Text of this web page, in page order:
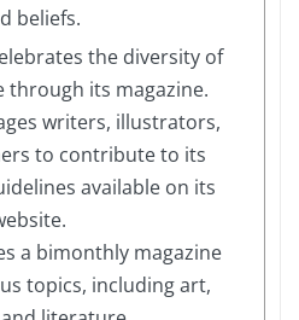
beliefs.
the diversity of
through its magazine.
writers, illustrators,
to contribute to its
available on its
a bimonthly magazine
topics, including art,